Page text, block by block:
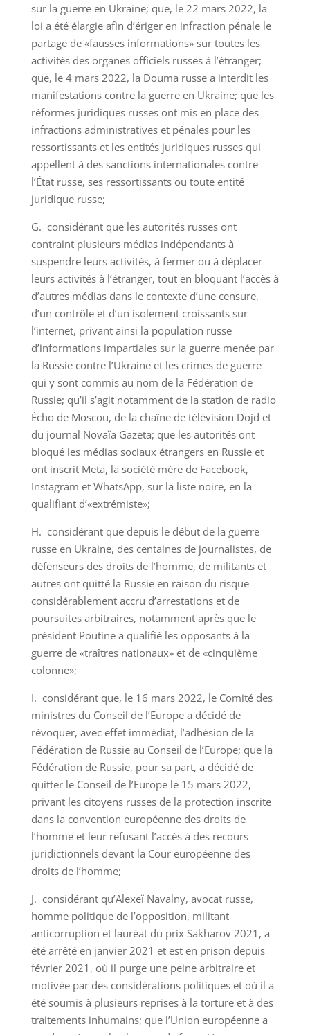
sur la guerre en Ukraine; que, le 22 mars 2022, la
loi a été élargie afin d’ériger en infraction pénale le
partage de «fausses informations» sur toutes les
activités des organes officiels russes à l’étranger;
que, le 4 mars 2022, la Douma russe a interdit les
manifestations contre la guerre en Ukraine; que les
réformes juridiques russes ont mis en place des
infractions administratives et pénales pour les
ressortissants et les entités juridiques russes qui
appellent à des sanctions internationales contre
l’État russe, ses ressortissants ou toute entité
juridique russe;
G. considérant que les autorités russes ont
contraint plusieurs médias indépendants à
suspendre leurs activités, à fermer ou à déplacer
leurs activités à l’étranger, tout en bloquant l’accès à
d’autres médias dans le contexte d’une censure,
d’un contrôle et d’un isolement croissants sur
l’internet, privant ainsi la population russe
d’informations impartiales sur la guerre menée par
la Russie contre l’Ukraine et les crimes de guerre
qui y sont commis au nom de la Fédération de
Russie; qu’il s’agit notamment de la station de radio
Écho de Moscou, de la chaîne de télévision Dojd et
du journal Novaïa Gazeta; que les autorités ont
bloqué les médias sociaux étrangers en Russie et
ont inscrit Meta, la société mère de Facebook,
Instagram et WhatsApp, sur la liste noire, en la
qualifiant d’«extrémiste»;
H. considérant que depuis le début de la guerre
russe en Ukraine, des centaines de journalistes, de
défenseurs des droits de l’homme, de militants et
autres ont quitté la Russie en raison du risque
considérablement accru d’arrestations et de
poursuites arbitraires, notamment après que le
président Poutine a qualifié les opposants à la
guerre de «traîtres nationaux» et de «cinquième
colonne»;
I. considérant que, le 16 mars 2022, le Comité des
ministres du Conseil de l’Europe a décidé de
révoquer, avec effet immédiat, l’adhésion de la
Fédération de Russie au Conseil de l’Europe; que la
Fédération de Russie, pour sa part, a décidé de
quitter le Conseil de l’Europe le 15 mars 2022,
privant les citoyens russes de la protection inscrite
dans la convention européenne des droits de
l’homme et leur refusant l’accès à des recours
juridictionnels devant la Cour européenne des
droits de l’homme;
J. considérant qu’Alexeï Navalny, avocat russe,
homme politique de l’opposition, militant
anticorruption et lauréat du prix Sakharov 2021, a
été arrêté en janvier 2021 et est en prison depuis
février 2021, où il purge une peine arbitraire et
motivée par des considérations politiques et où il a
été soumis à plusieurs reprises à la torture et à des
traitements inhumains; que l’Union européenne a